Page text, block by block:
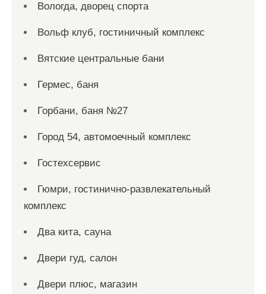
Вологда, дворец спорта
Вольф клуб, гостиничный комплекс
Вятские центральные бани
Гермес, баня
Горбани, баня №27
Город 54, автомоечный комплекс
Гостехсервис
Гюмри, гостинично-развлекательный
комплекс
Два кита, сауна
Двери гуд, салон
Двери плюс, магазин